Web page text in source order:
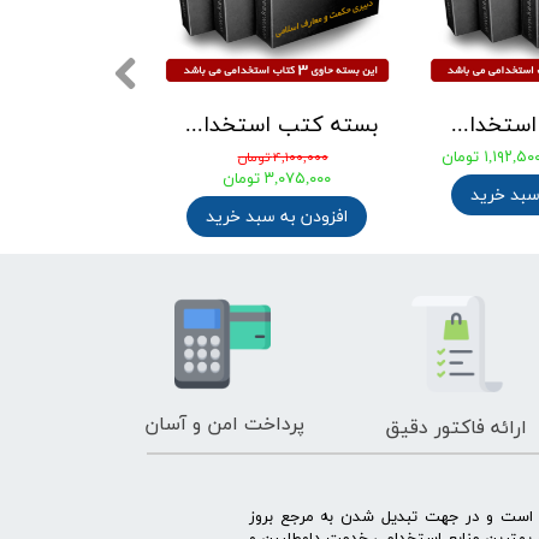
۳,۸۵۰,۰۰۰ تومان
۳,۲۷۲,۵۰۰ تومان
افزودن به سبد خرید
بسته کتب استخدامی دبیری هنر ( دبیر فرهنگ و هنر ) آزمون آموزش و پرورش 1405
۴,۱۰۰,۰۰۰ تومان
۳,۰۷۵,۰۰۰ تومان
افزودن به سبد خرید
ارائه فاکتور دقیق پرداخت امن و آسان
است و در جهت تبدیل شدن به مرجع بروز